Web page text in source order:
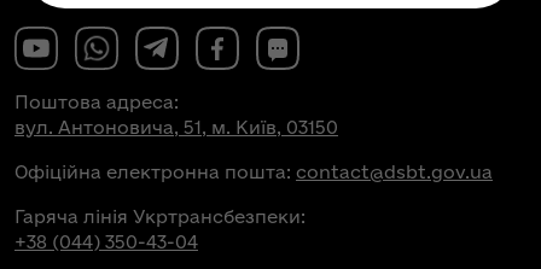
Поштова адреса:
вул. Антоновича, 51, м. Київ, 03150
Офіційна електронна пошта: contact@dsbt.gov.ua
Гаряча лінія Укртрансбезпеки:
+38 (044) 350-43-04